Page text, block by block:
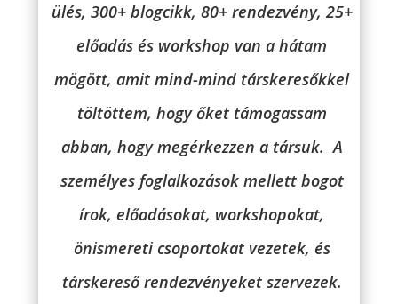
ülés, 300+ blogcikk, 80+ rendezvény, 25+
előadás és workshop van a hátam
mögött, amit mind-mind társkeresőkkel
töltöttem, hogy őket támogassam
abban, hogy megérkezzen a társuk.A
személyes foglalkozások mellett bogot
írok, előadásokat, workshopokat,
önismereti csoportokat vezetek, és
társkereső rendezvényeket szervezek.